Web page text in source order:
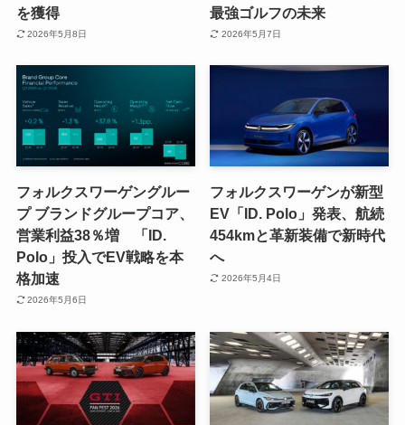
を獲得
2026年5月8日
最強ゴルフの未来
2026年5月7日
フォルクスワーゲングルー
プ ブランドグループコア、
営業利益38％増 「ID.
Polo」投入でEV戦略を本
格加速
2026年5月6日
フォルクスワーゲンが新型
EV「ID. Polo」発表、航続
454kmと革新装備で新時代
へ
2026年5月4日